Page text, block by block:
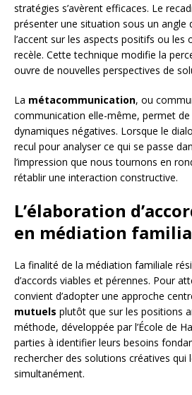
stratégies s’avèrent efficaces. Le
présenter une situation sous un
l’accent sur les aspects positifs ou les
recèle. Cette technique modifie la
ouvre de nouvelles perspectives de
La métacommunication, ou
communication elle-même, permet
dynamiques négatives. Lorsque le
recul pour analyser ce qui se passe
l’impression que nous tournons en
rétablir une interaction constructive.
L’élaboration
en médiation
La finalité de la médiation familiale
d’accords viables et pérennes. Pour
convient d’adopter une approche
mutuels plutôt que sur les positions
méthode, développée par l’École de
parties à identifier leurs besoins
rechercher des solutions créatives qui
simultanément.